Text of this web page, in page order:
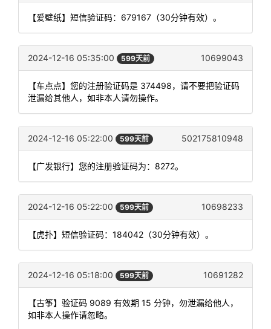
【爱壁纸】短信验证码：679167（30分钟有效）。
2024-12-16 05:35:00 599天前 10699043
【车点点】您的注册验证码是 374498，请不要把验证码
泄漏给其他人，如非本人请勿操作。
2024-12-16 05:22:00 599天前 502175810948
【广发银行】您的注册验证码为：8272。
2024-12-16 05:22:00 599天前 10698233
【虎扑】短信验证码：184042（30分钟有效）。
2024-12-16 05:18:00 599天前 10691282
【古筝】验证码 9089 有效期 15 分钟，勿泄漏给他人，
如非本人操作请忽略。